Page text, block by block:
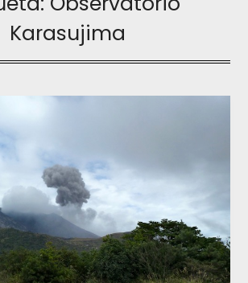
Karasujima